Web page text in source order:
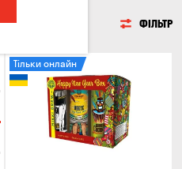
ФІЛЬТР
Тільки онлайн